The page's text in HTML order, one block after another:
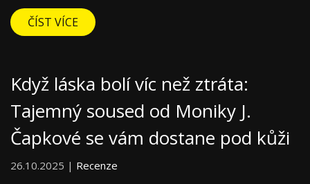
ČÍST VÍCE
Když láska bolí víc než ztráta:
Tajemný soused od Moniky J.
Čapkové se vám dostane pod kůži
26.10.2025 | Recenze